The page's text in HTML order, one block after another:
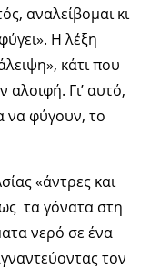
αναλείβομαι κι
H λέξη
κάτι που
αλοιφή. Γι’ αυτό,
να φύγουν, το
«άντρες και
τα γόνατα στη
νερό σε ένα
τον